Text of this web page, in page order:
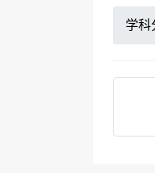
学科